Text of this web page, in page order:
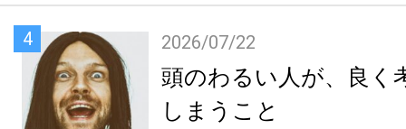
4 2026/07/22
頭のわるい人が、良く
しまうこと